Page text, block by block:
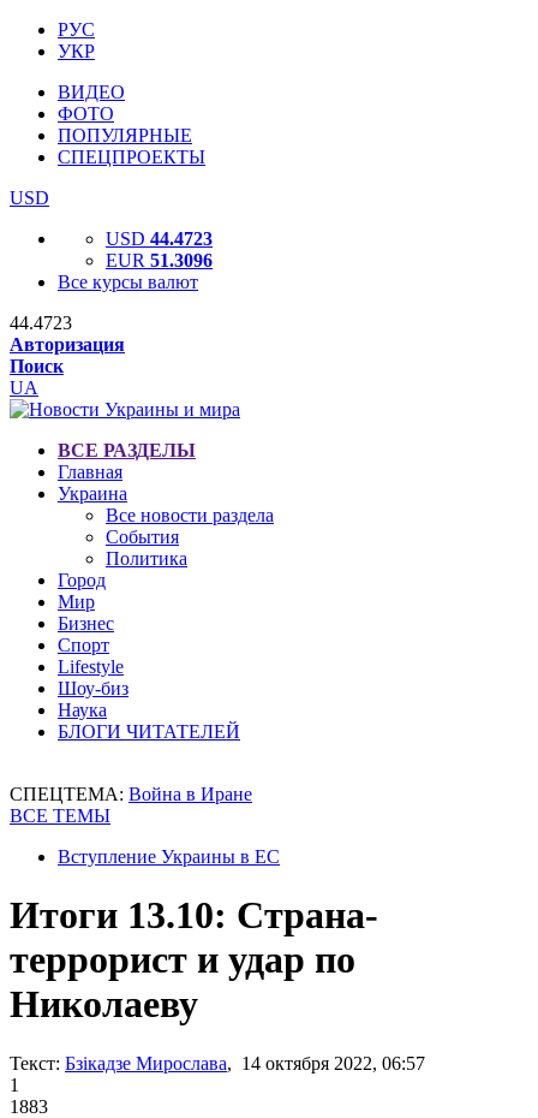
РУС
УКР
ВИДЕО
ФОТО
ПОПУЛЯРНЫЕ
СПЕЦПРОЕКТЫ
USD
USD 44.4723
EUR 51.3096
Все курсы валют
44.4723
Авторизация
Поиск
UA
ВСЕ РАЗДЕЛЫ
Главная
Украина
Все новости раздела
События
Политика
Город
Мир
Бизнес
Спорт
Lifestyle
Шоу-биз
Наука
БЛОГИ ЧИТАТЕЛЕЙ
СПЕЦТЕМА: Война в Иране
ВСЕ ТЕМЫ
Вступление Украины в ЕС
Итоги 13.10: Страна-
террорист и удар по
Николаеву
Текст: Бзікадзе Мирослава, 14 октября 2022, 06:57
1
1883